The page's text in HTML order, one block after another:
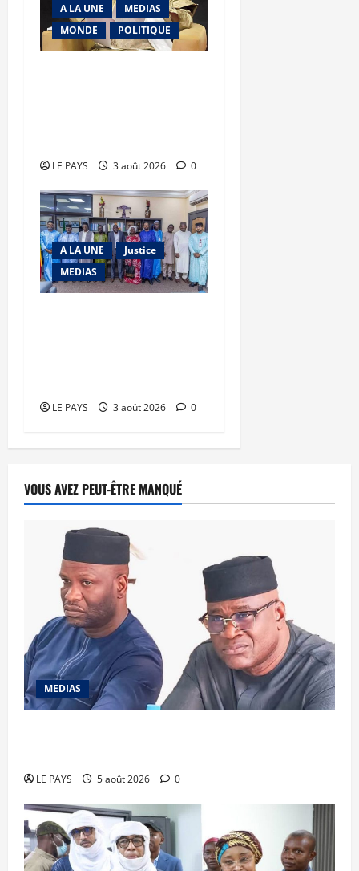
A LA UNE
MEDIAS
MONDE
POLITIQUE
LE PAYS 3 août 2026 0
A LA UNE
Justice
MEDIAS
LE PAYS 3 août 2026 0
VOUS AVEZ PEUT-ÊTRE MANQUÉ
MEDIAS
LE PAYS 5 août 2026 0